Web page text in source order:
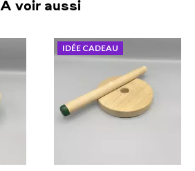
A voir aussi
IDÉE CADEAU